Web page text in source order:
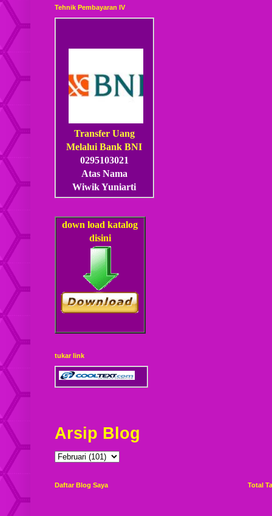
Tehnik Pembayaran IV
Transfer Uang
Melalui Bank BNI
0295103021
Atas Nama
Wiwik Yuniarti
down load katalog
disini
tukar link
Arsip Blog
Daftar Blog Saya Total